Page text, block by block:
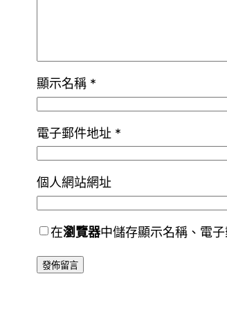
顯示名稱 *
電子郵件地址 *
個人網站網址
在瀏覽器中儲存顯示名稱、電